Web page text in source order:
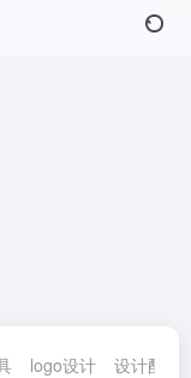
logo设计 设计配色